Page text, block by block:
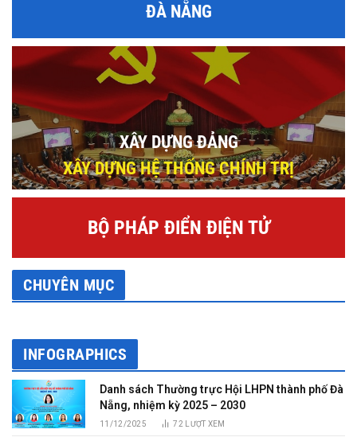
ĐÀ NẴNG
XÂY DỰNG ĐẢNG
XÂY DỰNG HỆ THỐNG CHÍNH TRỊ
BỘ PHÁP ĐIỂN ĐIỆN TỬ
CHUYÊN MỤC
INFOGRAPHICS
Danh sách Thường trực Hội LHPN thành phố Đà
Nẵng, nhiệm kỳ 2025 – 2030
11/12/2025 72 LƯỢT XEM